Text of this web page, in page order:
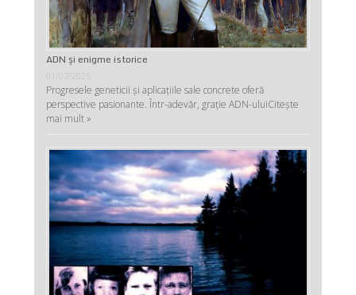
ADN şi enigme istorice
01/07/2025
Progresele geneticii şi aplicaţiile sale concrete oferă
perspective pasionante. Într-adevăr, graţie ADN-uluiCitește
mai mult »